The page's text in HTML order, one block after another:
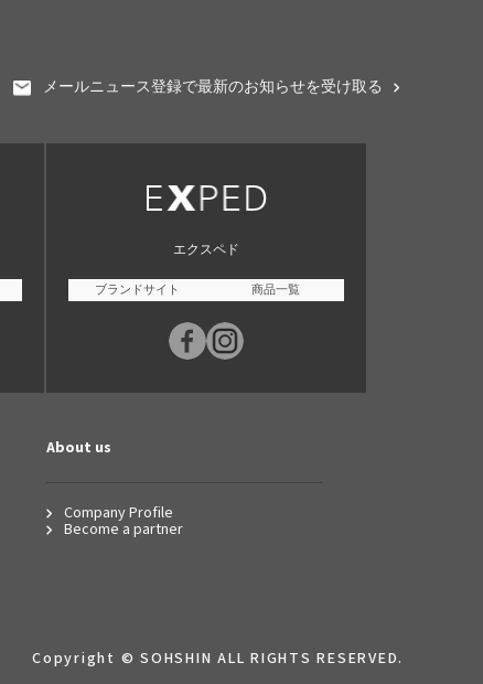
メールニュース登録で最新のお知らせを受け取る
エクスペド
ブランドサイト 商品一覧
About us
Company Profile
Become a partner
Copyright © SOHSHIN ALL RIGHTS RESERVED.